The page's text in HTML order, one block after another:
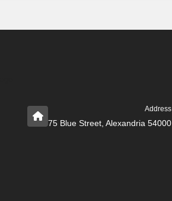
Address
75 Blue Street, Alexandria 54000